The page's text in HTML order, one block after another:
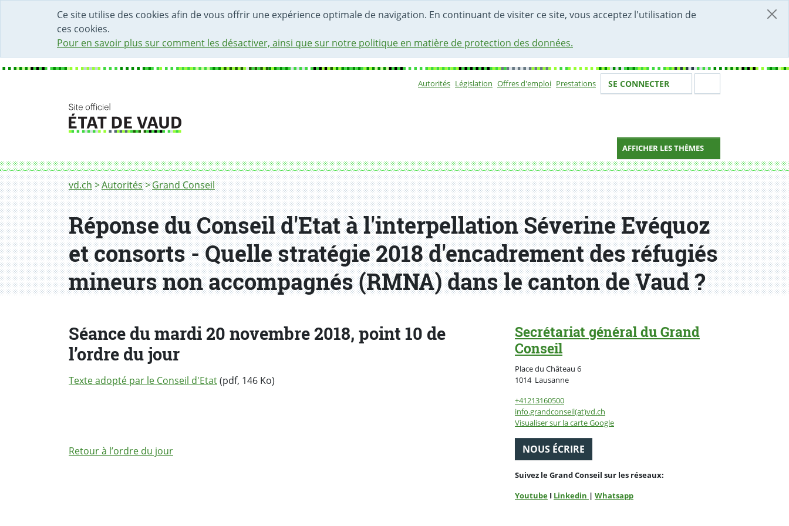
Ce site utilise des cookies afin de vous offrir une expérience optimale de navigation. En continuant de visiter ce site, vous acceptez l'utilisation de
ces cookies.
Pour en savoir plus sur comment les désactiver, ainsi que sur notre politique en matière de protection des données.
DÉBUT DU CONTENU DE LA PAGE
ACCÈS AU CHAMP DE RECHERCHE
PAGE D'ACCUEIL
FORMULAIRE DE CONTACT
Autorités Législation Offres d'emploi Prestations Votre identité
SE CONNECTER
AFFICHER LES THÈMES
Fil d'Ariane
vd.ch Autorités Grand Conseil
Réponse du Conseil d'Etat à l'interpellation Séverine Evéquoz
et consorts - Quelle stratégie 2018 d'encadrement des réfugiés
mineurs non accompagnés (RMNA) dans le canton de Vaud ?
Séance du mardi 20 novembre 2018, point 10 de
l’ordre du jour
Texte adopté par le Conseil d'Etat(pdf, 146 Ko)
Retour à l’ordre du jour
Secrétariat général du Grand
Conseil
Place du Château 6
1014 LausanneSuisse
+41213160500
info.grandconseil(at)vd.ch
Visualiser sur la carte Google
NOUS ÉCRIRE
Suivez le Grand Conseil sur les réseaux:
Youtube I Linkedin | Whatsapp